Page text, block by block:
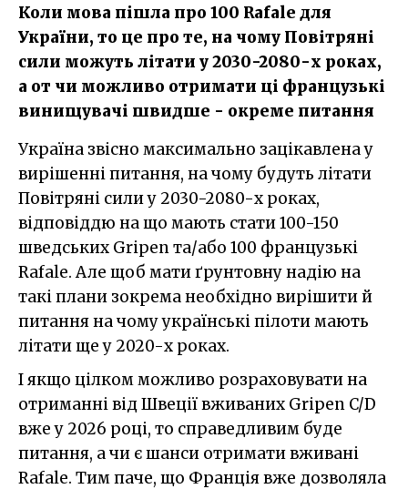
Коли мова пішла про 100 Rafale для
України, то це про те, на чому Повітряні
сили можуть літати у 2030-2080-х роках,
а от чи можливо отримати ці французькі
винищувачі швидше - окреме питання
Україна звісно максимально зацікавлена у
вирішенні питання, на чому будуть літати
Повітряні сили у 2030-2080-х роках,
відповіддю на що мають стати 100-150
шведських Gripen та/або 100 французькі
Rafale. Але щоб мати ґрунтовну надію на
такі плани зокрема необхідно вирішити й
питання на чому українські пілоти мають
літати ще у 2020-х роках.
І якщо цілком можливо розраховувати на
отриманні від Швеції вживаних Gripen C/D
вже у 2026 році, то справедливим буде
питання, а чи є шанси отримати вживані
Rafale. Тим паче, що Франція вже дозволяла